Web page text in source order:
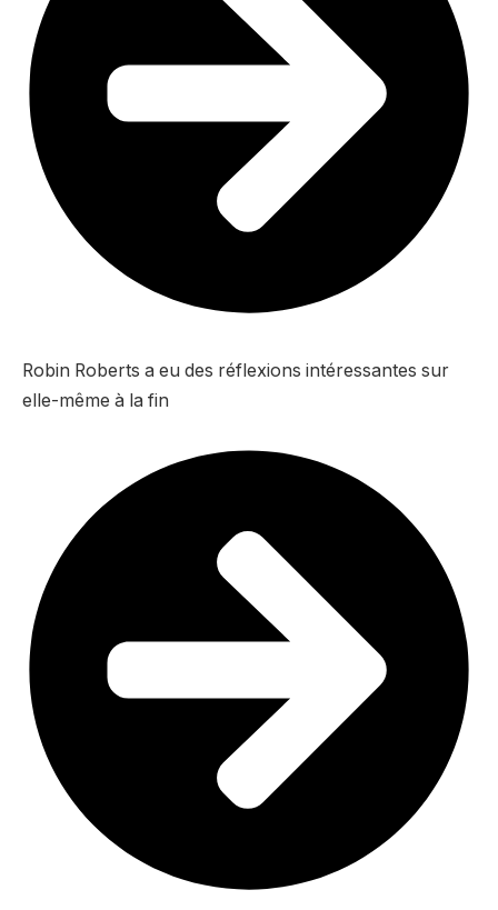
Robin Roberts a eu des réflexions intéressantes sur
elle-même à la fin